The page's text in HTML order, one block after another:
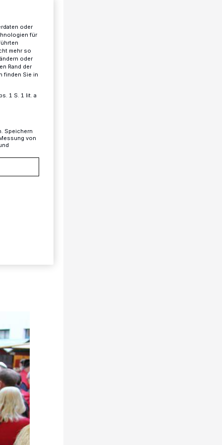
oder
für
mehr so
oder
Rand der
finden Sie in
1 S. 1 lit. a
Speichern
von